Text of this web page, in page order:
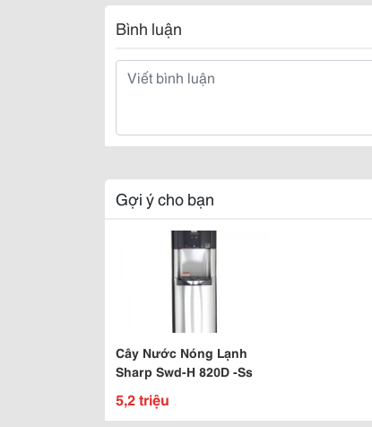
Bình luận
Gợi ý cho bạn
Cây Nước Nóng Lạnh
Sharp Swd-H 820D -Ss
5,2 triệu